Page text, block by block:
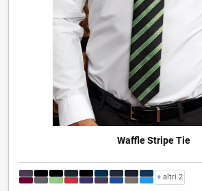
Waffle Stripe Tie
+ altri 2